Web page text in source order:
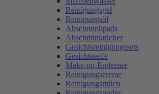
Reinigungsgel
Reinigungsöl
Abschminkpads
Abschminktücher
Gesichtsreinigungssets
Gesichtsseife
Make-up-Entferner
Reinigungscreme
Reinigungsmilch